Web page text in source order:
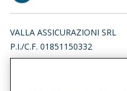
VALLA ASSICURAZIONI SRL
P.I./C.F. 01851150332
PIAZZA SAN FRANCESCO 5,